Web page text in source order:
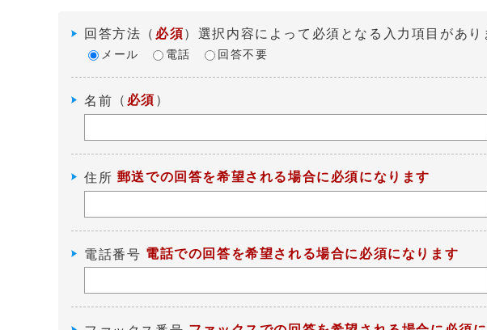
回答方法 （ 必須）選択内容によって必須となる入力項目があり
メール 電話 回答不要
名前 （ 必須 ）
住所 郵送での回答を希望される場合に必須になります
電話番号 電話での回答を希望される場合に必須になります